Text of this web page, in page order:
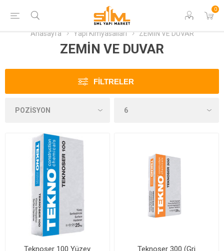
0
Anasayfa Yapı Kimyasalları ZEMİN VE DUVAR
ZEMİN VE DUVAR
FILTRELER
Teknoser 100 Yüzey
Teknoser 300 (Gri